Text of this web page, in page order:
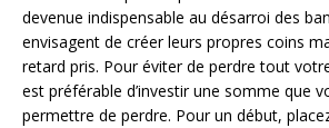
devenue indispensable au désarroi des
envisagent de créer leurs propres coins
retard pris. Pour éviter de perdre tout
est préférable d’investir une somme que
permettre de perdre. Pour un début,